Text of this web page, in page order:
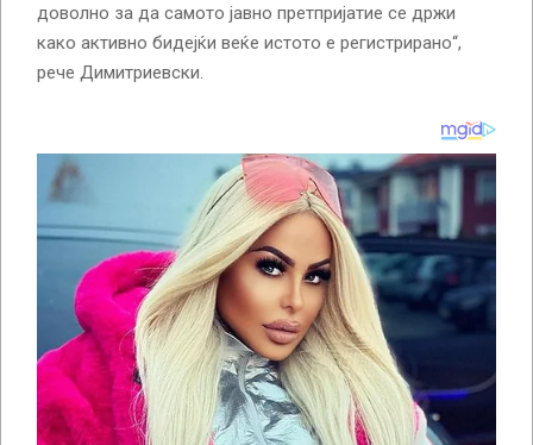
доволно за да самото јавно претпријатие се држи
како активно бидејќи веќе истото е регистрирано“,
рече Димитриевски.